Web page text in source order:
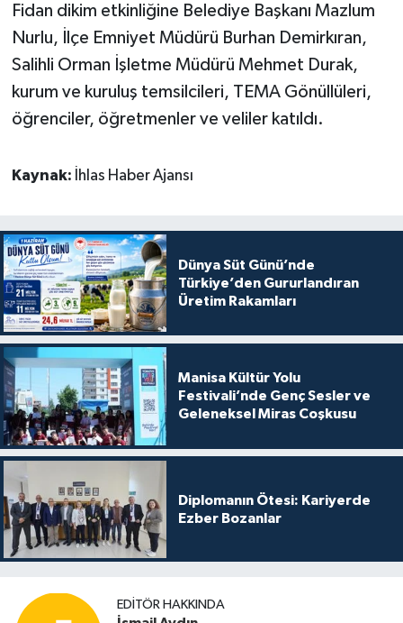
Fidan dikim etkinliğine Belediye Başkanı Mazlum
Nurlu, İlçe Emniyet Müdürü Burhan Demirkıran,
Salihli Orman İşletme Müdürü Mehmet Durak,
kurum ve kuruluş temsilcileri, TEMA Gönüllüleri,
öğrenciler, öğretmenler ve veliler katıldı.
Kaynak: İhlas Haber Ajansı
Dünya Süt Günü’nde
Türkiye’den Gururlandıran
Üretim Rakamları
Manisa Kültür Yolu
Festivali’nde Genç Sesler ve
Geleneksel Miras Coşkusu
Diplomanın Ötesi: Kariyerde
Ezber Bozanlar
EDITÖR HAKKINDA